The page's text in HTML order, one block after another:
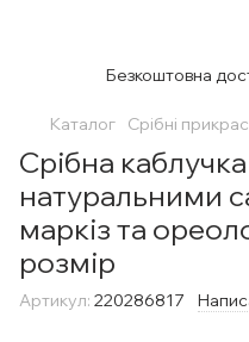
Безкоштовна
Каталог Срібні
Срібна
натуральними
маркіз та
розмір
Артикул: 220286817